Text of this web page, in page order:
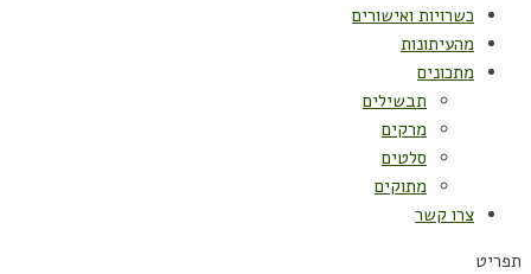
כשרויות ואישורים
מהעיתונות
מתכונים
תבשילים
מרקים
סלטים
מתוקים
צרו קשר
תפריט